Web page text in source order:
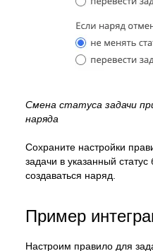
Смена статуса задачи
наряда
Сохраните настройки
задачи в указанный
создаваться наряд.
Пример
Настроим правило для